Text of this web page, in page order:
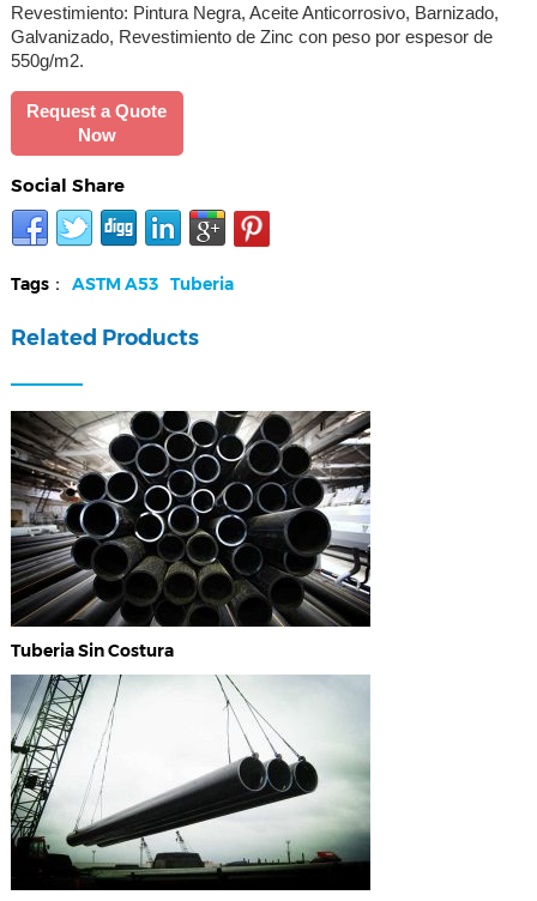
Revestimiento: Pintura Negra, Aceite Anticorrosivo, Barnizado,
Galvanizado, Revestimiento de Zinc con peso por espesor de
550g/m2.
Request a Quote
Now
Social Share
Tags： ASTM A53 Tuberia
Related Products
Tuberia Sin Costura